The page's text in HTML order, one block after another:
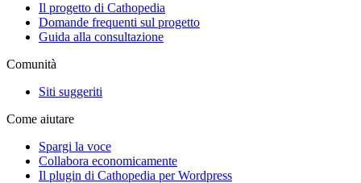
Il progetto di Cathopedia
Domande frequenti sul progetto
Guida alla consultazione
Comunità
Siti suggeriti
Come aiutare
Spargi la voce
Collabora economicamente
Il plugin di Cathopedia per Wordpress